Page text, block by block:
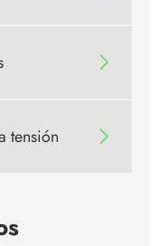

tensión 